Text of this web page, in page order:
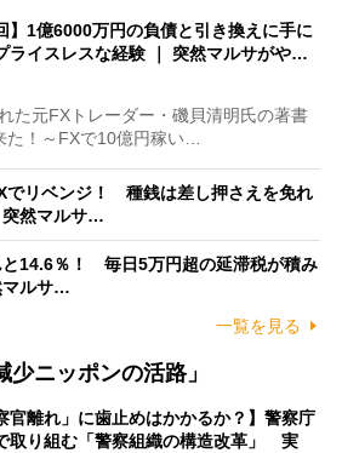
】1億6000万円の負債と引き換えに手に
ライスレスな経験 ｜ 突然マルサがや…
た元FXトレーダー・磯貝清明氏の著書
た！～FXで10億円稼い…
でリベンジ！ 種銭は差し押さえを免れ
突然マルサ…
と14.6％！ 毎日5万円超の延滞税が積み
マルサ…
一覧を見る
ニッポンの活路」
官離れ」に歯止めはかかるか？】警察庁
取り組む「警察組織の構造改革」 実